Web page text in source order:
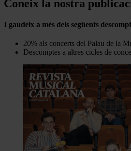
Coneix la nostra
I gaudeix a més dels següents
20% als concerts del Palau de la
Descomptes a altres cicles de